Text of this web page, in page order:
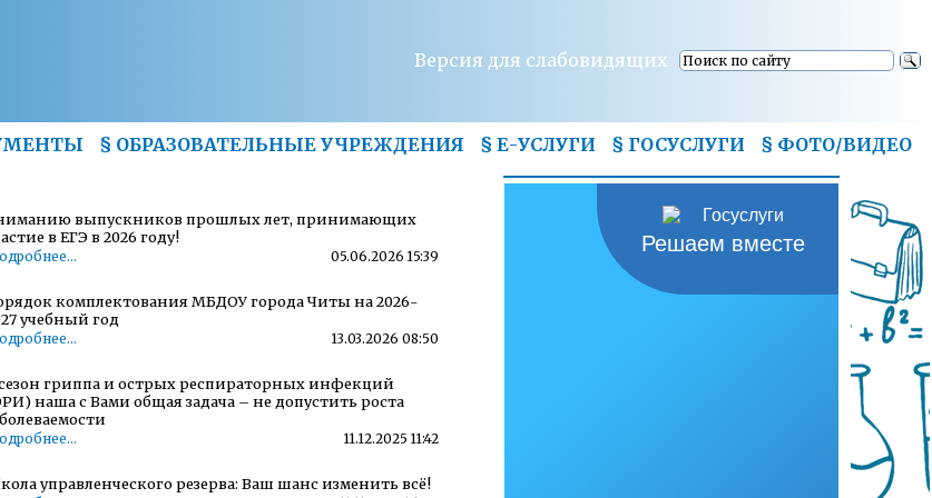
Версия для слабовидящих
§ ОБРАЗОВАТЕЛЬНЫЕ УЧРЕЖДЕНИЯ § Е-УСЛУГИ § ГОСУСЛУГИ § ФОТО/ВИДЕО
выпускников прошлых лет, принимающих
в ЕГЭ в 2026 году!
05.06.2026 15:39
комплектования МБДОУ города Читы на 2026-
учебный год
13.03.2026 08:50
гриппа и острых респираторных инфекций
наша с Вами общая задача – не допустить роста
11.12.2025 11:42
управленческого резерва: Ваш шанс изменить всё!
Решаем вместе